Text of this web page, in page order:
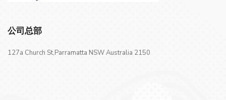
公司总部
127a Church St,Parramatta NSW Australia 2150